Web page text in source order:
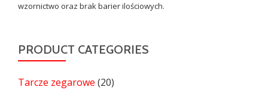
wzornictwo oraz brak barier ilościowych.
PRODUCT CATEGORIES
Tarcze zegarowe (20)